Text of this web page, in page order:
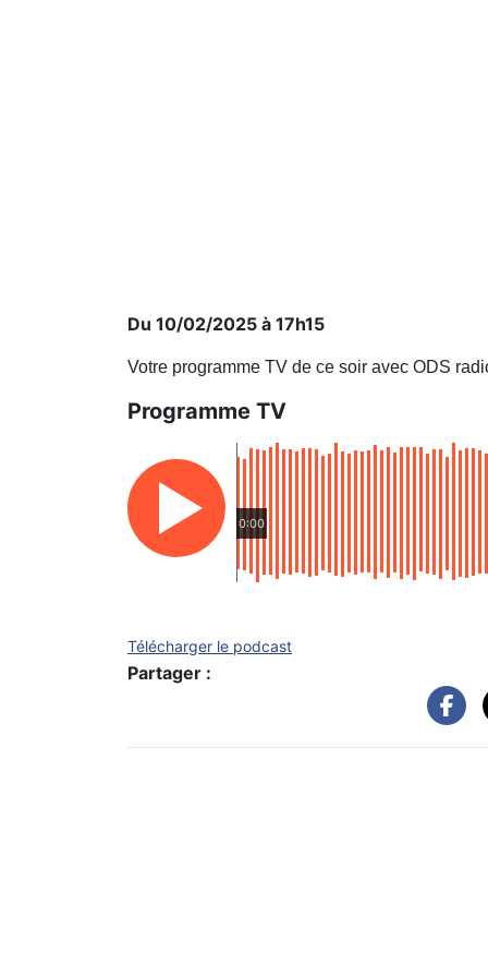
Du 10/02/2025 à 17h15
Votre programme TV de ce soir avec ODS
Programme TV
0:00
Télécharger le podcast
Partager :